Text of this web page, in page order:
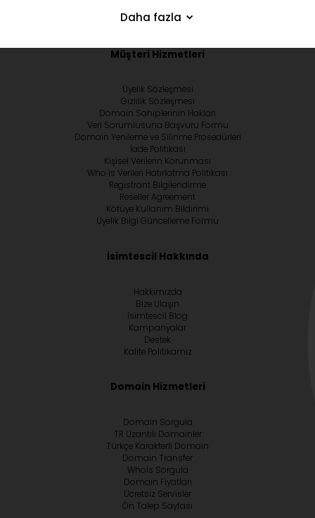
Daha fazla
Müşteri Hizmetleri
Üyelik Sözleşmesi
Gizlilik Sözleşmesi
Domain Sahiplerinin Hakları
Veri Sorumlusuna Başvuru Formu
Domain Yenileme ve Silinme Prosedürleri
İade Politikası
Kişisel Verilerin Korunması
Who is Verileri Hatırlatma Politikası
Registrant Bilgilendirme
Reseller Agreement
Kötüye Kullanım Bildirimi
Üyelik Bilgi Güncelleme Formu
İsimtescil Hakkında
Hakkımızda
Bize Ulaşın
İsimtescil Blog
Kampanyalar
Destek
Kalite Politikamız
Domain Hizmetleri
Domain Sorgula
TR Uzantılı Domainler
Türkçe Karakterli Domain
Domain Transfer
Whoİs Sorgula
Domain Fiyatları
Ücretsiz Servisler
Ön Talep Sayfası